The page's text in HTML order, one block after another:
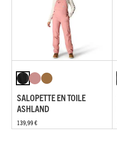
SALOPETTE EN TOILE
ASHLAND
139,99 €